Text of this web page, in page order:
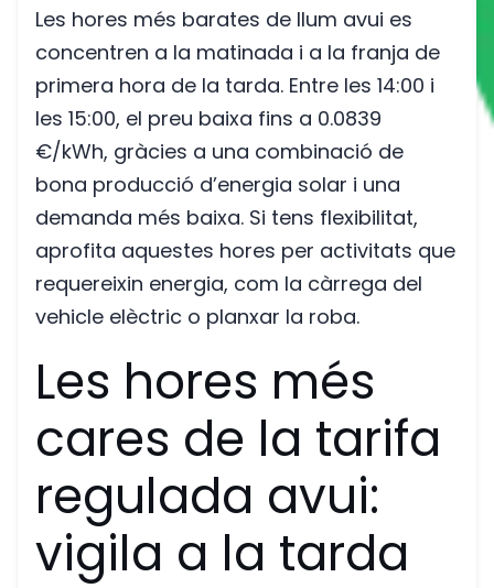
Les hores més barates de llum avui es
concentren a la matinada i a la franja de
primera hora de la tarda. Entre les 14:00 i
les 15:00, el preu baixa fins a 0.0839
€/kWh, gràcies a una combinació de
bona producció d’energia solar i una
demanda més baixa. Si tens flexibilitat,
aprofita aquestes hores per activitats que
requereixin energia, com la càrrega del
vehicle elèctric o planxar la roba.
Les hores més
cares de la tarifa
regulada avui:
vigila a la tarda